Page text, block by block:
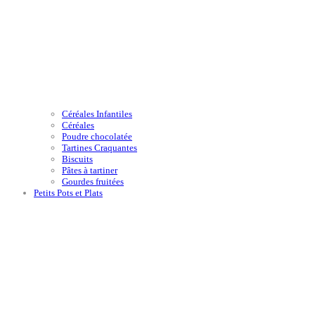
Céréales Infantiles
Céréales
Poudre chocolatée
Tartines Craquantes
Biscuits
Pâtes à tartiner
Gourdes fruitées
Petits Pots et Plats